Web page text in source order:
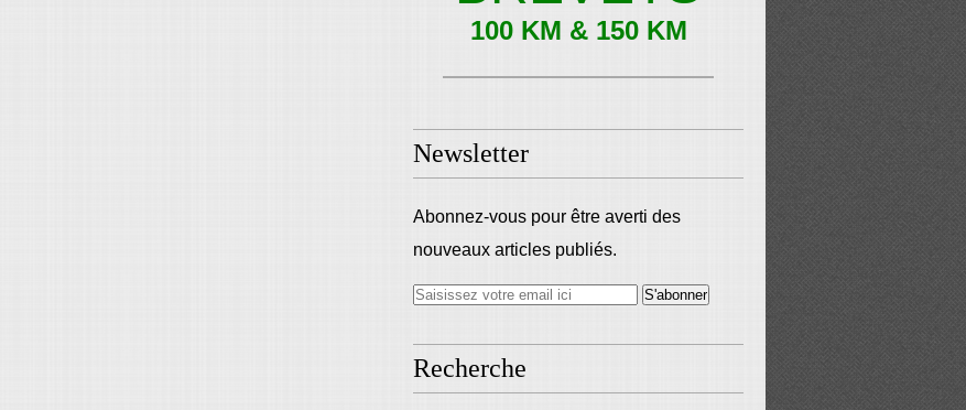
100 KM & 150 KM
Newsletter
Abonnez-vous pour être averti des
nouveaux articles publiés.
Recherche